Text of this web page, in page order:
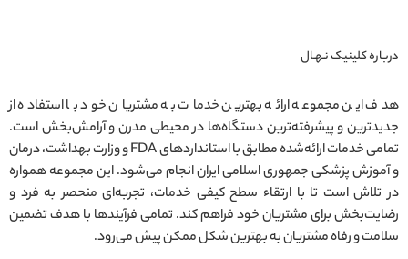
درباره کلینیک نـهـال
هدف این مجموعه ارائه بهترین خدمات به مشتریان خود با استفاده از
جدیدترین و پیشرفته‌ترین دستگاه‌ها در محیطی مدرن و آرامش‌بخش است.
تمامی خدمات ارائه‌شده مطابق با استانداردهای FDA و وزارت بهداشت، درمان
و آموزش پزشکی جمهوری اسلامی ایران انجام می‌شود. این مجموعه همواره
در تلاش است تا با ارتقاء سطح کیفی خدمات، تجربه‌ای منحصر به فرد و
رضایت‌بخش برای مشتریان خود فراهم کند. تمامی فرآیندها با هدف تضمین
سلامت و رفاه مشتریان به بهترین شکل ممکن پیش می‌رود.